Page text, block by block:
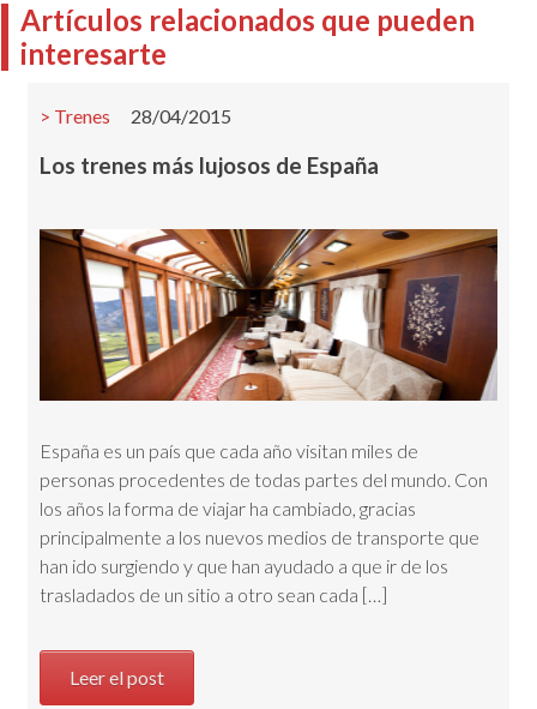
Artículos relacionados que pueden
interesarte
Trenes 28/04/2015
Los trenes más lujosos de España
España es un país que cada año visitan miles de
personas procedentes de todas partes del mundo. Con
los años la forma de viajar ha cambiado, gracias
principalmente a los nuevos medios de transporte que
han ido surgiendo y que han ayudado a que ir de los
trasladados de un sitio a otro sean cada […]
Leer el post